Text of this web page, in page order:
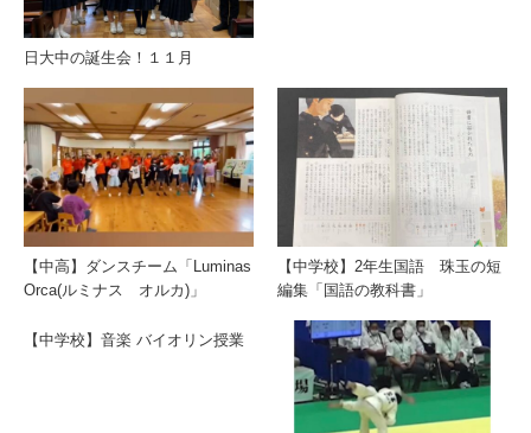
日大中の誕生会！１１月
【中高】ダンスチーム「Luminas
Orca(ルミナス オルカ)」
【中学校】2年生国語 珠玉の短
編集「国語の教科書」
【中学校】音楽 バイオリン授業